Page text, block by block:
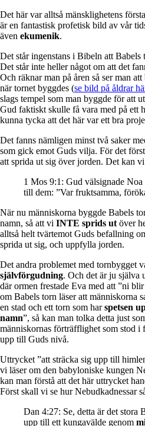
Det här var alltså mänsklighetens
är en fantastisk profetisk bild av vår
även ekumenik.
Det står ingenstans i Bibeln att Babels
Det står inte heller något om att det
Och räknar man på åren så ser man
när tornet byggdes (se bild på åldrar
slags tempel som man byggde för att
Gud faktiskt skulle få vara med på ett
kunna tycka att det här var ett bra
Det fanns nämligen minst två saker
som gick emot Guds vilja. För det
att sprida ut sig över jorden. Det kan
1 Mos 9:1: Gud välsignade Noa
till dem: ”Var fruktsamma,
När nu människorna byggde Babels
namn, så att vi INTE sprids ut över
alltså helt tvärtemot Guds befallning
sprida ut sig, och uppfylla jorden.
Det andra problemet med tornbygget
självförgudning. Och det är ju själva
där ormen frestade Eva med att ”ni
om Babels torn läser att människorna
en stad och ett torn som harspetsen
namn”, så kan man tolka detta just
människornas förträfflighet som stod i
upp till Guds nivå.
Uttrycket ”att sträcka sig upp till
vi läser om den babyloniske kungen
kan man förstå att det här uttrycket
Först skall vi se hur Nebudkadnessar
Dan 4:27: Se, detta är det stora
upp till ett kungavälde genom